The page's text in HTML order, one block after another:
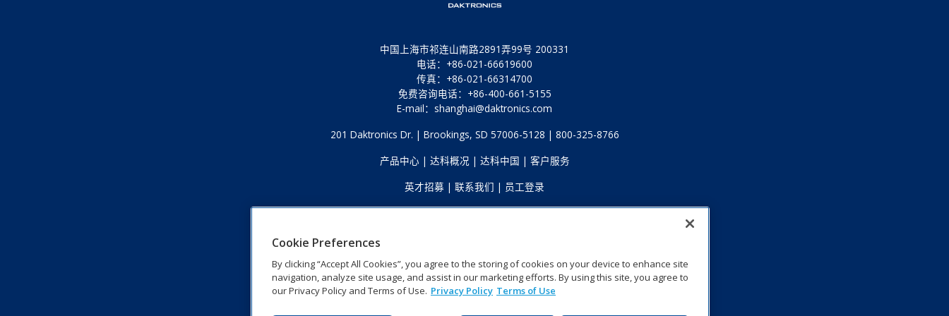
中国上海市祁连山南路2891弄99号 200331
电话：+86-021-66619600
传真：+86-021-66314700
免费咨询电话：+86-400-661-5155
E-mail： shanghai@daktronics.com
201 Daktronics Dr. | Brookings, SD 57006-5128 | 800-325-8766
产品中心 | 达科概况 | 达科中国 | 客户服务
英才招募 | 联系我们 | 员工登录
Cookie Preferences
By clicking “Accept All Cookies”, you agree to the storing of cookies on your device to enhance site
navigation, analyze site usage, and assist in our marketing efforts. By using this site, you agree to
our Privacy Policy and Terms of Use. Privacy Policy Terms of Use